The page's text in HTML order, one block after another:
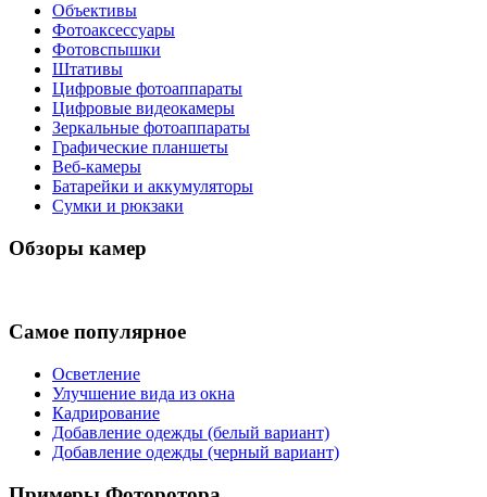
Объективы
Фотоаксессуары
Фотовспышки
Штативы
Цифровые фотоаппараты
Цифровые видеокамеры
Зеркальные фотоаппараты
Графические планшеты
Веб-камеры
Батарейки и аккумуляторы
Сумки и рюкзаки
Обзоры камер
Самое популярное
Осветление
Улучшение вида из окна
Кадрирование
Добавление одежды (белый вариант)
Добавление одежды (черный вариант)